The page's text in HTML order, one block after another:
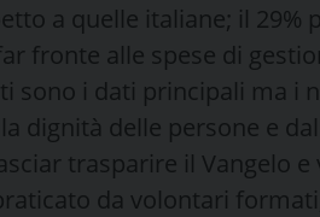
a quelle italiane; il 29%
fronte alle spese di
sono i dati principali ma i
dignità delle persone e
trasparire il Vangelo
da volontari